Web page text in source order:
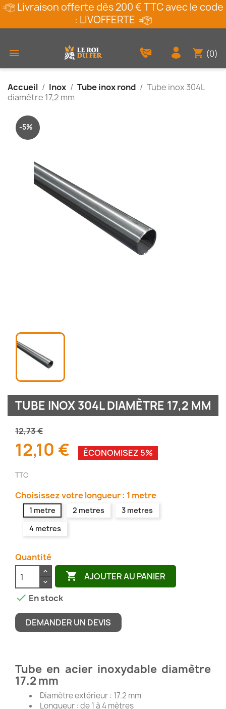
Livraison offerte dès 200 € TTC avec le code
: LIVOFFERTE
 shopping_cart (0)
Accueil Inox Tube inox rond
Tube inox 304L
diamètre 17,2 mm
-5%
TUBE INOX 304L DIAMÈTRE 17,2 MM
12,73 €
12,10 € ÉCONOMISEZ 5%
TTC
Choisissez votre longueur : 1 metre
1 metre 2 metres
3 metres
4 metres
Quantité
 AJOUTER AU PANIER
 En stock
DEMANDER UN DEVIS
Tube en acier inoxydable diamètre
17.2 mm
Diamètre extérieur : 17.2 mm
Longueur : de 1 à 4 mètres